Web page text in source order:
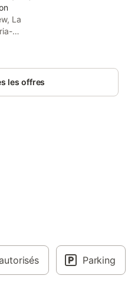
La
this
a
les offres
Parking